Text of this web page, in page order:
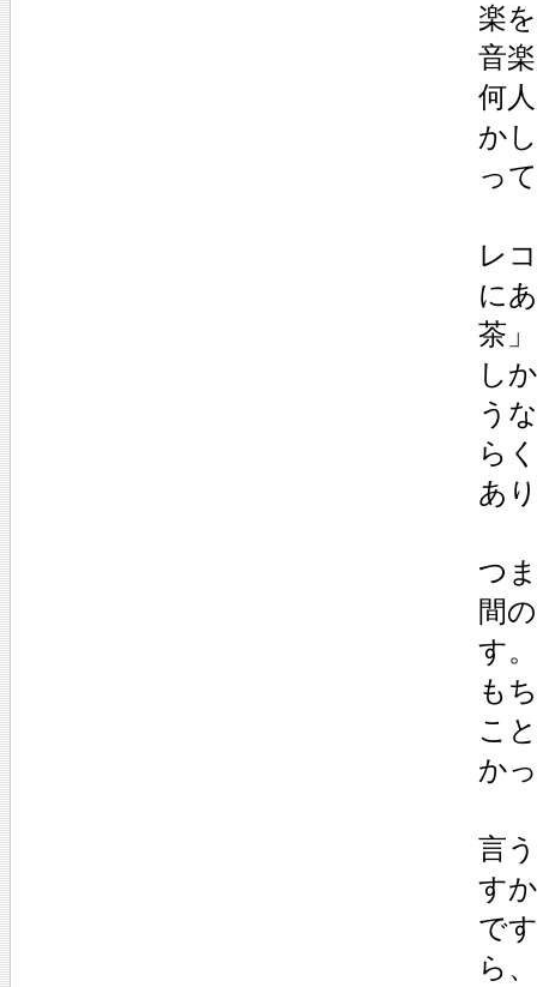
楽
音
何
か
っ
レ
に
茶
し
う
ら
あ
つ
間
す。
も
こ
か
言
す
で
ら